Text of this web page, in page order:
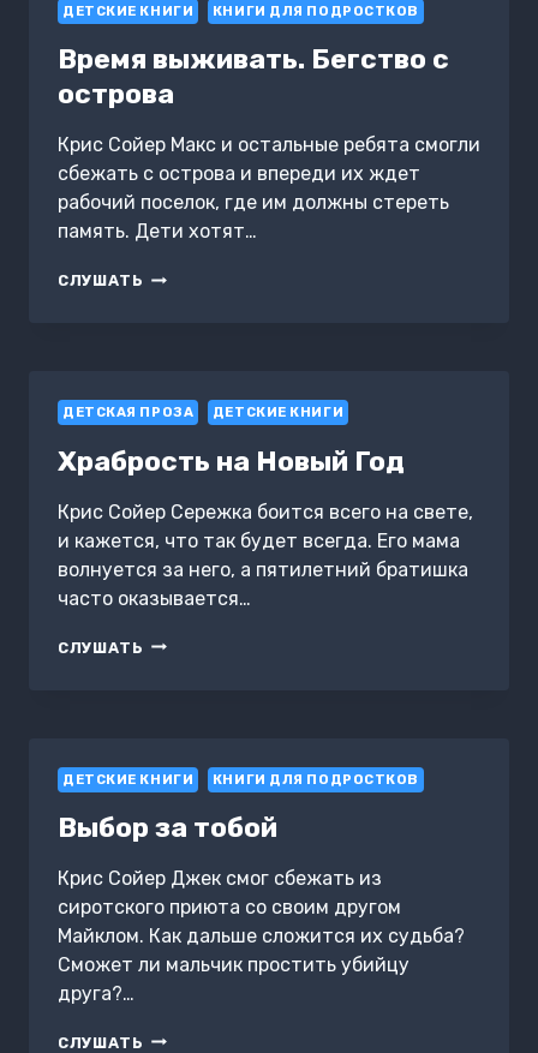
ДЕТСКИЕ КНИГИ КНИГИ ДЛЯ ПОДРОСТКОВ
Время выживать. Бегство с
острова
Крис Сойер Макс и остальные ребята смогли
сбежать с острова и впереди их ждет
рабочий поселок, где им должны стереть
память. Дети хотят…
СЛУШАТЬ ВРЕМЯ
ДЕТСКАЯ ПРОЗА ДЕТСКИЕ КНИГИ
Храбрость на Новый Год
Крис Сойер Сережка боится всего на свете,
и кажется, что так будет всегда. Его мама
волнуется за него, а пятилетний братишка
часто оказывается…
СЛУШАТЬ ХРАБРОСТЬ
ДЕТСКИЕ КНИГИ КНИГИ ДЛЯ ПОДРОСТКОВ
Выбор за тобой
Крис Сойер Джек смог сбежать из
сиротского приюта со своим другом
Майклом. Как дальше сложится их судьба?
Сможет ли мальчик простить убийцу
друга?…
СЛУШАТЬ ВЫБОР